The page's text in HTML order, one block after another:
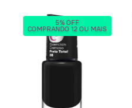
5% OFF
COMPRANDO 12 OU MAIS